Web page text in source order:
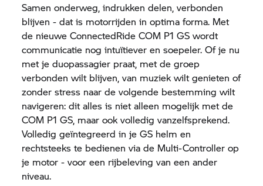
Samen onderweg, indrukken delen, verbonden
blijven - dat is motorrijden in optima forma. Met
de nieuwe ConnectedRide COM P1 GS wordt
communicatie nog intuïtiever en soepeler. Of je nu
met je duopassagier praat, met de groep
verbonden wilt blijven, van muziek wilt genieten of
zonder stress naar de volgende bestemming wilt
navigeren: dit alles is niet alleen mogelijk met de
COM P1 GS, maar ook volledig vanzelfsprekend.
Volledig geïntegreerd in je GS helm en
rechtsteeks te bedienen via de Multi-Controller op
je motor - voor een rijbeleving van een ander
niveau.